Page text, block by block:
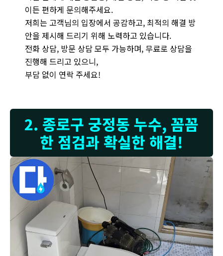
이든 편하게 문의해주세요.
저희는 고객님의 입장에서 공감하고, 최적의 해결 방
안을 제시해 드리기 위해 노력하고 있습니다.
전화 상담, 방문 상담 모두 가능하며, 무료로 상담을
진행해 드리고 있으니,
부담 없이 연락 주세요!
2. 종로구 궁정동 누수, 꼼꼼
한 점검과 확실한 해결!